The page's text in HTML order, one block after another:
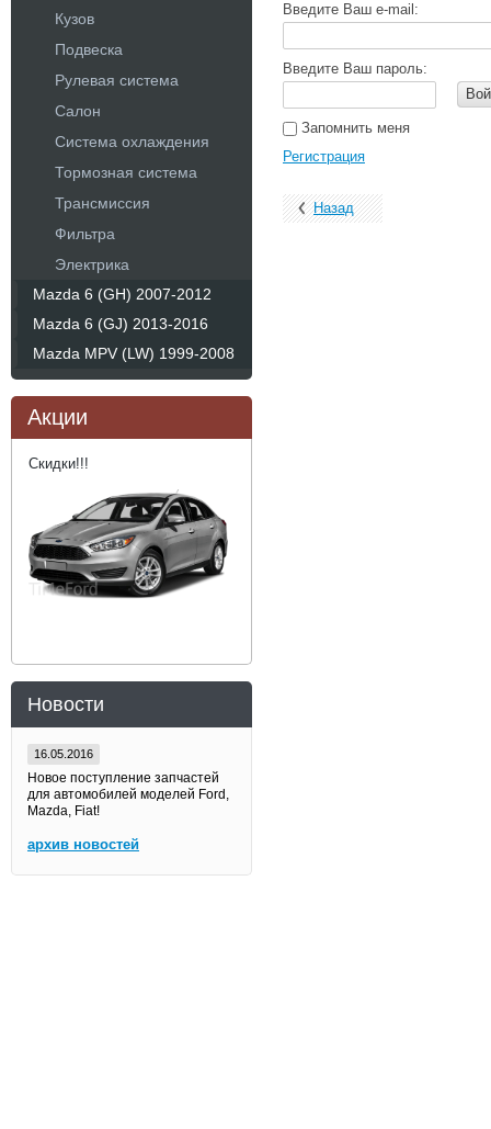
Кузов
Подвеска
Рулевая система
Салон
Система охлаждения
Тормозная система
Трансмиссия
Фильтра
Электрика
Mazda 6 (GH) 2007-2012
Mazda 6 (GJ) 2013-2016
Mazda MPV (LW) 1999-2008
Акции
Скидки!!!
Новости
16.05.2016
Новое поступление запчастей
для автомобилей моделей Ford,
Mazda, Fiat!
архив новостей
Введите Ваш e-mail:
Введите Ваш пароль:
Запомнить меня
Регистрация
Назад